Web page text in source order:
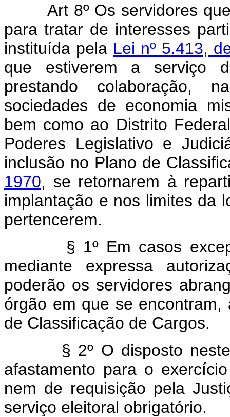
Art 8º Os servidores
para tratar de interesses
instituída pela Lei nº 5.413,
que estiverem a serviço
prestando colaboração,
sociedades de economia
bem como ao Distrito
Poderes Legislativo e
inclusão no Plano de
1970, se retornarem à
implantação e nos limites da
pertencerem.
§ 1º Em casos
mediante expressa
poderão os servidores
órgão em que se
de Classificação de Cargos.
§ 2º O disposto neste
afastamento para o
nem de requisição pela
serviço eleitoral obrigatório.